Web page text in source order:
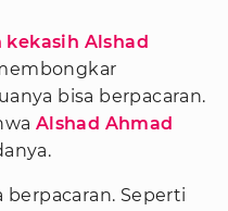
kekasih Alshad
bisa berpacaran.
Alshad Ahmad
Seperti